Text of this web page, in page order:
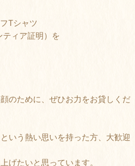
Tシャツ
ティア証明）を
のために、ぜひお力をお貸しくだ
いう熱い思いを持った方、大歓迎
げたいと思っています。